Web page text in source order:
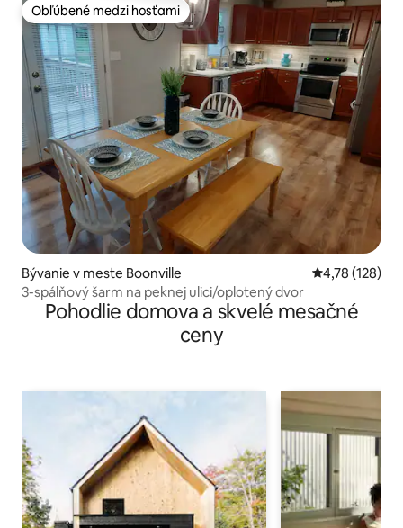
Obľúbené medzi hosťami
Obľúbené medzi hosťami
Bývanie v meste Boonville Priemerné
4,78 (128)
3-spálňový šarm na peknej ulici/oplotený dvor
Pohodlie domova a skvelé mesačné
ceny